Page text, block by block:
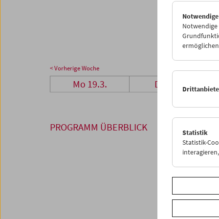
02
< Vorherige Woche
Mo 19.3. Di 20.3.
PROGRAMM ÜBERBLICK
Notwendige
Statistik
Statistik-